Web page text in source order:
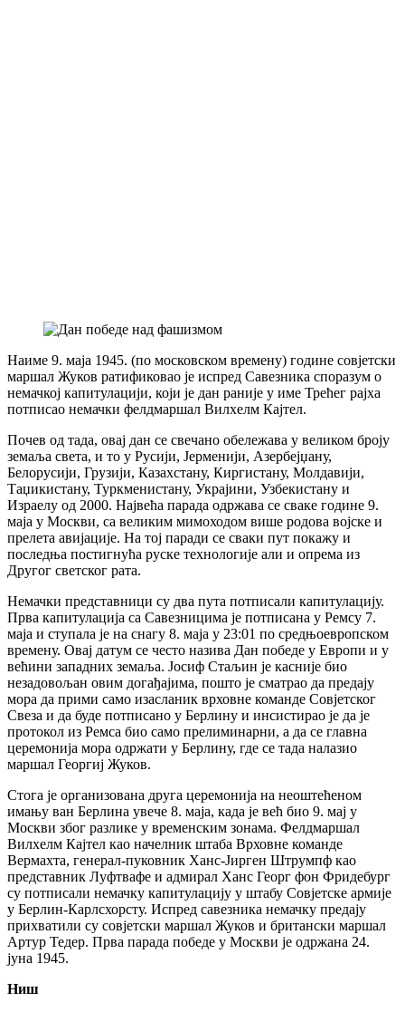
Наиме 9. маја 1945. (по московском времену) године совјетски
маршал Жуков ратификовао је испред Савезника споразум о
немачкој капитулацији, који је дан раније у име Трећег рајха
потписао немачки фелдмаршал Вилхелм Кајтел.
Почев од тада, овај дан се свечано обележава у великом броју
земаља света, и то у Русији, Јерменији, Азербејџану,
Белорусији, Грузији, Казахстану, Киргистану, Молдавији,
Таџикистану, Туркменистану, Украјини, Узбекистану и
Израелу од 2000. Највећа парада одржава се сваке године 9.
маја у Москви, са великим мимоходом више родова војске и
прелета авијације. На тој паради се сваки пут покажу и
последња постигнућа руске технологије али и опрема из
Другог светског рата.
Немачки представници су два пута потписали капитулацију.
Прва капитулација са Савезницима је потписана у Ремсу 7.
маја и ступала је на снагу 8. маја у 23:01 по средњоевропском
времену. Овај датум се често назива Дан победе у Европи и у
већини западних земаља. Јосиф Стаљин је касније био
незадовољан овим догађајима, пошто је сматрао да предају
мора да прими само изасланик врховне команде Совјетског
Свеза и да буде потписано у Берлину и инсистирао је да је
протокол из Ремса био само прелиминарни, а да се главна
церемонија мора одржати у Берлину, где се тада налазио
маршал Георгиј Жуков.
Стога је организована друга церемонија на неоштећеном
имању ван Берлина увече 8. маја, када је већ био 9. мај у
Москви због разлике у временским зонама. Фелдмаршал
Вилхелм Кајтел као начелник штаба Врховне команде
Вермахта, генерал-пуковник Ханс-Јирген Штрумпф као
представник Луфтвафе и адмирал Ханс Георг фон Фридебург
су потписали немачку капитулацију у штабу Совјетске армије
у Берлин-Карлсхорсту. Испред савезника немачку предају
прихватили су совјетски маршал Жуков и британски маршал
Артур Тедер. Прва парада победе у Москви је одржана 24.
јуна 1945.
Ниш